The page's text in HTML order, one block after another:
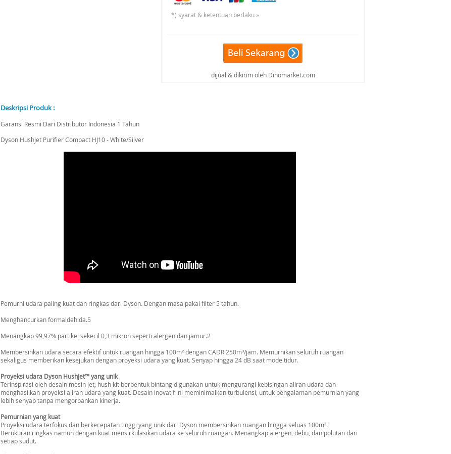
*) syarat & ketentuan berlaku »
dijual & dikirim oleh Dinomarket.com
Deskripsi Produk :
Garansi Resmi Dari Distributor Indonesia 1 Tahun
Dyson HushJet Purifier Compact HJ10 - White/Silver
Pemurni udara paling kuat dan ringkas dari Dyson. Dengan masa pakai filter 5 tahun.
Menghancurkan formaldehida.5
Menangkap 99,97% partikel sekecil 0,3 mikron seperti alergen dan jamur.2
Membersihkan udara secara efektif untuk ruangan hingga 100m² dengan CADR 250m³/jam. Memurnikan seluruh ruangan
sekaligus memberikan kesejukan dengan proyeksi udara yang kuat. Senyap hingga 24 dB saat mode tidur.
Proyeksi udara Dyson HushJet™ yang unik
Terinspirasi oleh desain mesin jet, hush kit berbentuk bintang digunakan untuk mengurangi kebisingan aliran udara dan
menghasilkan proyeksi aliran udara yang kuat. Desain inovatif ini meminimalkan turbulensi, untuk pengalaman pemurnian yang
lebih senyap tanpa mengorbankan kinerja.
Pemurnian yang kuat
Proyeksi udara terfokus dan berkecepatan tinggi yang unik dari Dyson membersihkan ruangan hingga seluas 100m².¹
Berukuran ringkas namun dengan kuat mensirkulasikan udara ke seluruh ruangan. Menangkap alergen, debu, dan polutan dari
setiap sudut.